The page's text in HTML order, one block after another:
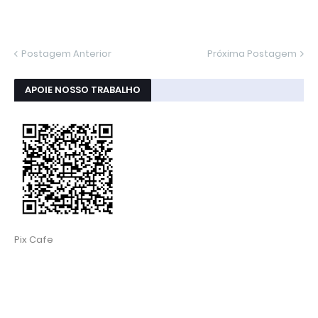
Postagem Anterior Próxima Postagem
APOIE NOSSO TRABALHO
Pix Cafe